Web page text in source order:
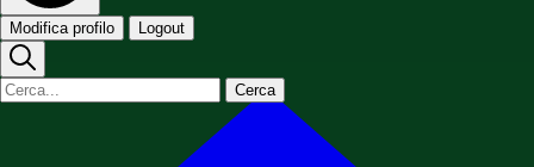
Modifica profilo Logout
Cerca